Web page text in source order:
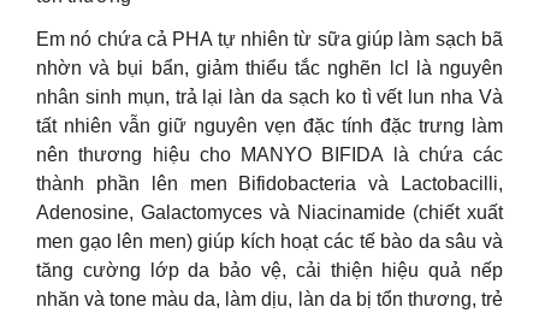
Em nó chứa cả PHA tự nhiên từ sữa giúp làm sạch bã
nhờn và bụi bẩn, giảm thiểu tắc nghẽn lcl là nguyên
nhân sinh mụn, trả lại làn da sạch ko tì vết lun nha Và
tất nhiên vẫn giữ nguyên vẹn đặc tính đặc trưng làm
nên thương hiệu cho MANYO BIFIDA là chứa các
thành phần lên men Bifidobacteria và Lactobacilli,
Adenosine, Galactomyces và Niacinamide (chiết xuất
men gạo lên men) giúp kích hoạt các tế bào da sâu và
tăng cường lớp da bảo vệ, cải thiện hiệu quả nếp
nhăn và tone màu da, làm dịu, làn da bị tổn thương, trẻ